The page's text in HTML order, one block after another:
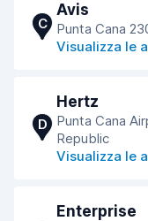
C
Avis
Punta Cana
Visualizza le
D
Hertz
Punta Cana
Republic
Visualizza le
Enterprise